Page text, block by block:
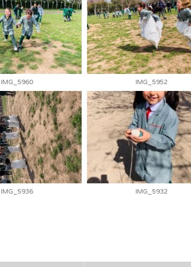
IMG_5960 IMG_5952
IMG_5936 IMG_5932